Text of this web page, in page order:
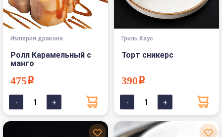
Империя дракона
Ролл Карамельный с
манго
475i
Гриль Хаус
Торт сникерс
390i